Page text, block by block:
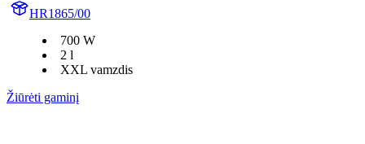
HR1865/00
700 W
2 l
XXL vamzdis
Žiūrėti gaminį